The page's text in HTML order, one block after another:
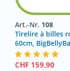
Art.-Nr. 108
Tirelire à billes
60cm,
CHF 159.90